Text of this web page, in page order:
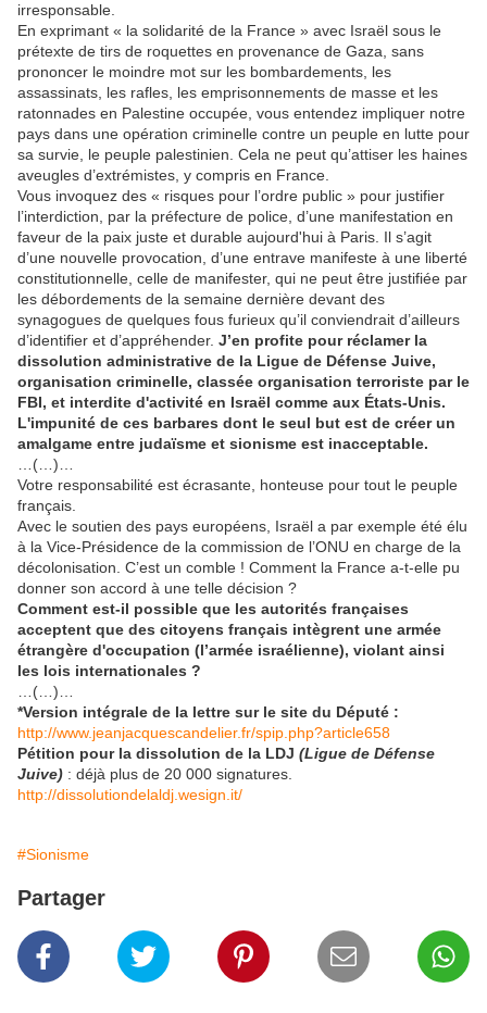
irresponsable.
En exprimant « la solidarité de la France » avec Israël sous le
prétexte de tirs de roquettes en provenance de Gaza, sans
prononcer le moindre mot sur les bombardements, les
assassinats, les rafles, les emprisonnements de masse et les
ratonnades en Palestine occupée, vous entendez impliquer notre
pays dans une opération criminelle contre un peuple en lutte pour
sa survie, le peuple palestinien. Cela ne peut qu’attiser les haines
aveugles d’extrémistes, y compris en France.
Vous invoquez des « risques pour l’ordre public » pour justifier
l’interdiction, par la préfecture de police, d’une manifestation en
faveur de la paix juste et durable aujourd'hui à Paris. Il s’agit
d’une nouvelle provocation, d’une entrave manifeste à une liberté
constitutionnelle, celle de manifester, qui ne peut être justifiée par
les débordements de la semaine dernière devant des
synagogues de quelques fous furieux qu’il conviendrait d’ailleurs
d’identifier et d’appréhender. J’en profite pour réclamer la
dissolution administrative de la Ligue de Défense Juive,
organisation criminelle, classée organisation terroriste par le
FBI, et interdite d'activité en Israël comme aux États-Unis.
L'impunité de ces barbares dont le seul but est de créer un
amalgame entre judaïsme et sionisme est inacceptable.
…(…)…
Votre responsabilité est écrasante, honteuse pour tout le peuple
français.
Avec le soutien des pays européens, Israël a par exemple été élu
à la Vice-Présidence de la commission de l’ONU en charge de la
décolonisation. C’est un comble ! Comment la France a-t-elle pu
donner son accord à une telle décision ?
Comment est-il possible que les autorités françaises
acceptent que des citoyens français intègrent une armée
étrangère d'occupation (l’armée israélienne), violant ainsi
les lois internationales ?
…(…)…
*Version intégrale de la lettre sur le site du Député :
http://www.jeanjacquescandelier.fr/spip.php?article658
Pétition pour la dissolution de la LDJ (Ligue de Défense
Juive) : déjà plus de 20 000 signatures.
http://dissolutiondelaldj.wesign.it/
#Sionisme
Partager